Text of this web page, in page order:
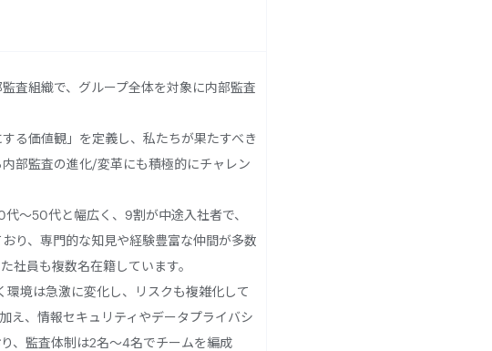
査組織で、グループ全体を対象に内部監査
る価値観」を定義し、私たちが果たすべき
部監査の進化/変革にも積極的にチャレン
～50代と幅広く、9割が中途入社者で、
り、専門的な知見や経験豊富な仲間が多数
社員も複数名在籍しています。
境は急激に変化し、リスクも複雑化して
え、情報セキュリティやデータプライバシ
、監査体制は2名～4名でチームを編成